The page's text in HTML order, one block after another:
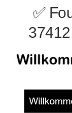
✅